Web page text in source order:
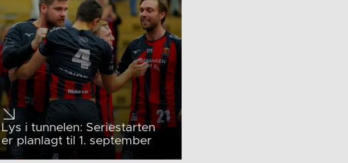
Lys i tunnelen: Seriestarten
er planlagt til 1. september